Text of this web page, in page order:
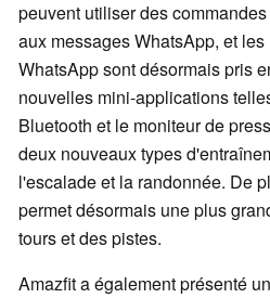
peuvent utiliser des
aux messages WhatsApp, et
WhatsApp sont désormais pris
nouvelles mini-applications
Bluetooth et le moniteur de
deux nouveaux types
l'escalade et la randonnée. De
permet désormais une plus
tours et des pistes.
Amazfit a également présenté